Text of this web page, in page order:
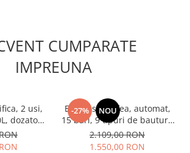
CUMPARATE
IMPREUNA
2 usi,
dozator
-27% NOU
Espressor cafea, automat,
15 bari, 9 tipuri de bauturi,
rezervor lapte, putere
1350W, SAMUS
2.109,00 RON
1.550,00 RON